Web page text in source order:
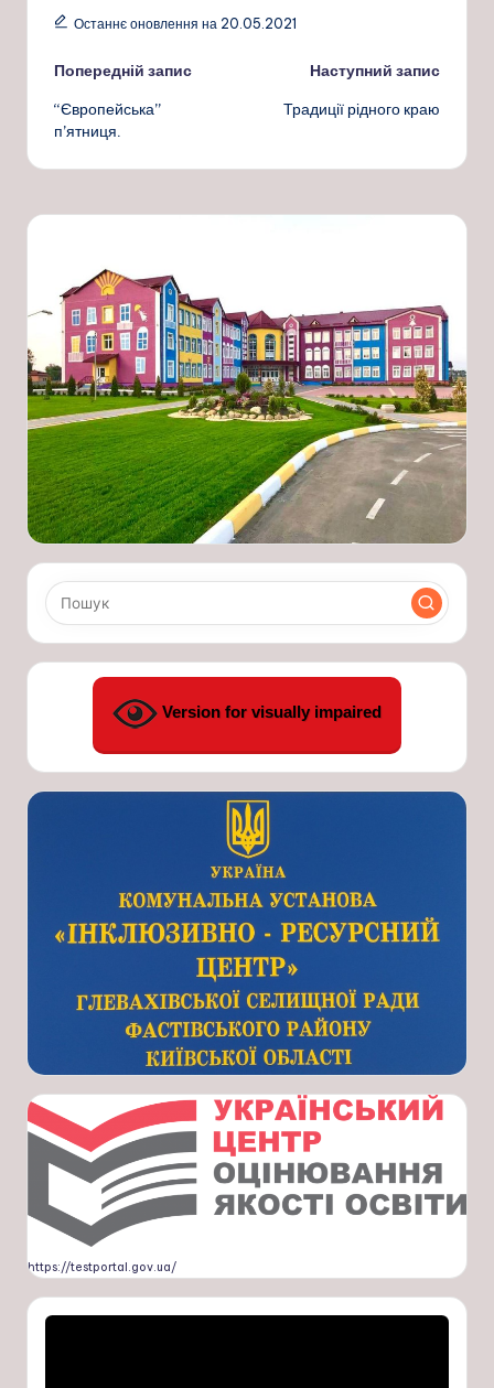
Останнє оновлення на 20.05.2021
Навігація
по
запису
Попередній запис
“Європейська”
п’ятниця.
Наступний запис
Традиції рідного краю
Version for visually impaired
https://testportal.gov.ua/